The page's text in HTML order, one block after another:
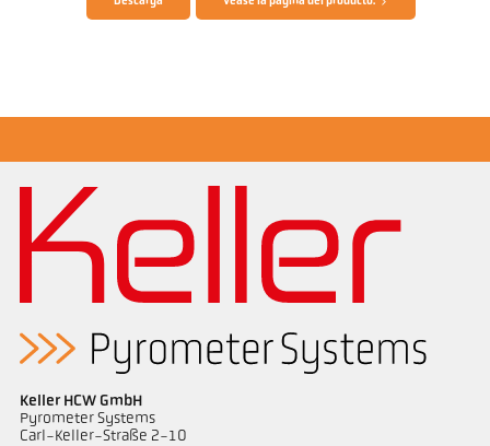
Dibujo acotado PX 40-K004
Keller HCW GmbH
Pyrometer Systems
Carl-Keller-Straße 2-10